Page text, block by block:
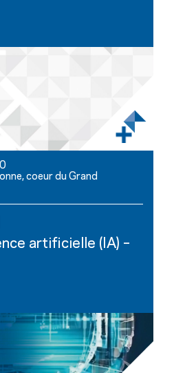
coeur du Grand
artificielle (IA) –